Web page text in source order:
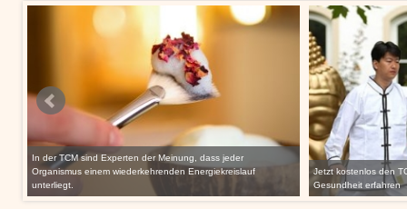
In der TCM sind Experten der Meinung, dass jeder
Organismus einem wiederkehrenden Energiekreislauf
unterliegt.
Jetzt kostenlos den
Gesundheit erfahren